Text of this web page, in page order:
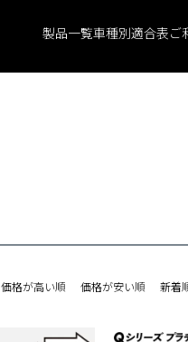
製品一覧車種別適合表ご
価格が高い順 価格が安い順 新着